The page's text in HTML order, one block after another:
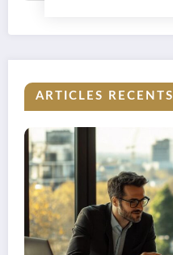
ARTICLES RECENTS